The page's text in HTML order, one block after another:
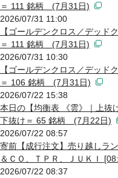
＝ 111 銘柄 (7月31日)
2026/07/31 11:00
【ゴールデンクロス／デッ
＝ 111 銘柄 (7月31日)
2026/07/31 10:30
【ゴールデンクロス／デッ
＝ 106 銘柄 (7月31日)
2026/07/22 15:38
本日の【均衡表 《雲》｜上
下抜け＝ 65 銘柄 (7月22日)
2026/07/22 08:57
寄前【成行注文】売り越しラ
＆ＣＯ、ＴＰＲ、ＪＵＫＩ
2026/07/22 08:37